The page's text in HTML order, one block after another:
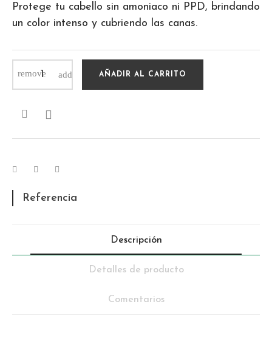
Protege tu cabello sin amoniaco ni PPD, brindando
un color intenso y cubriendo las canas.
AÑADIR AL CARRITO

Referencia
Descripción
Detalles de producto
Comentarios